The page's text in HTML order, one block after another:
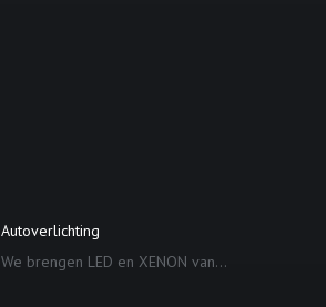
Autoverlichting
We brengen LED en XENON van...